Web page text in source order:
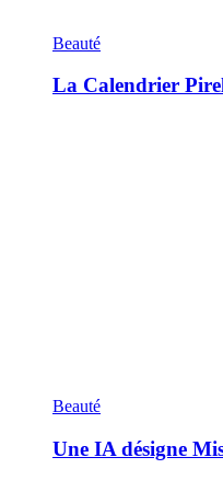
Beauté
La Calendrier
Beauté
Une IA désigne